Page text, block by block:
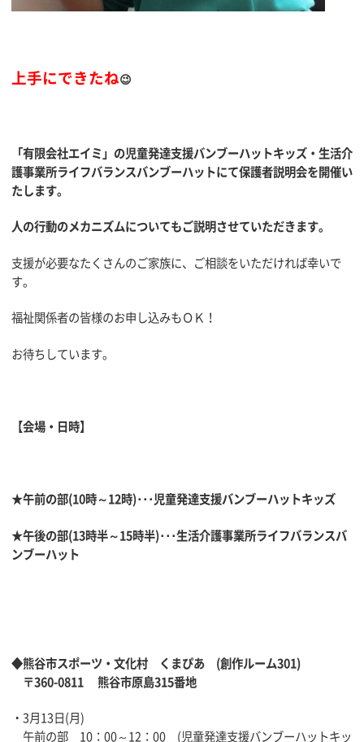
上手にできたね😉
「有限会社エイミ」の児童発達支援バンブーハットキッズ・生活介
護事業所ライフバランスバンブーハットにて保護者説明会を開催い
たします。
人の行動のメカニズムについてもご説明させていただきます。
支援が必要なたくさんのご家族に、ご相談をいただければ幸いで
す。
福祉関係者の皆様のお申し込みもＯＫ！
お待ちしています。
【会場・日時】
★午前の部(10時～12時)･･･児童発達支援バンブーハットキッズ
★午後の部(13時半～15時半)･･･生活介護事業所ライフバランスバ
ンブーハット
◆熊谷市スポーツ・文化村 くまぴあ (創作ルーム301)
〒360-0811 熊谷市原島315番地
・3月13日(月)
午前の部 10：00～12：00 (児童発達支援バンブーハットキッ